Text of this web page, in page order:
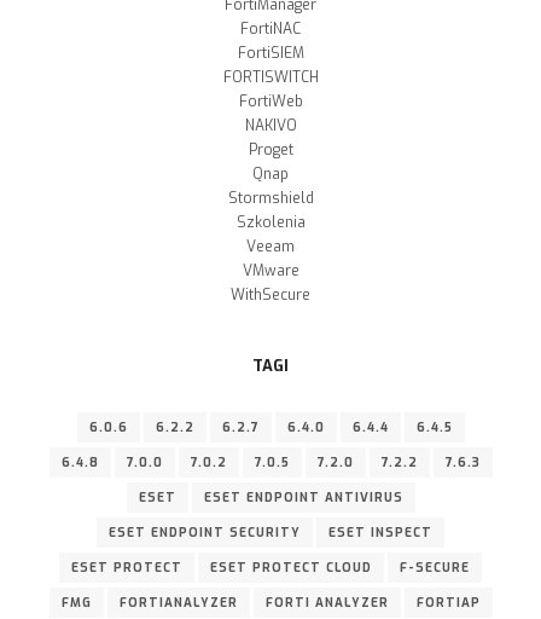
FortiManager
FortiNAC
FortiSIEM
FORTISWITCH
FortiWeb
NAKIVO
Proget
Qnap
Stormshield
Szkolenia
Veeam
VMware
WithSecure
TAGI
6.0.6 6.2.2 6.2.7 6.4.0 6.4.4 6.4.5
6.4.8 7.0.0 7.0.2 7.0.5 7.2.0 7.2.2 7.6.3
ESET ESET ENDPOINT ANTIVIRUS
ESET ENDPOINT SECURITY ESET INSPECT
ESET PROTECT ESET PROTECT CLOUD F-SECURE
FMG FORTIANALYZER FORTI ANALYZER FORTIAP